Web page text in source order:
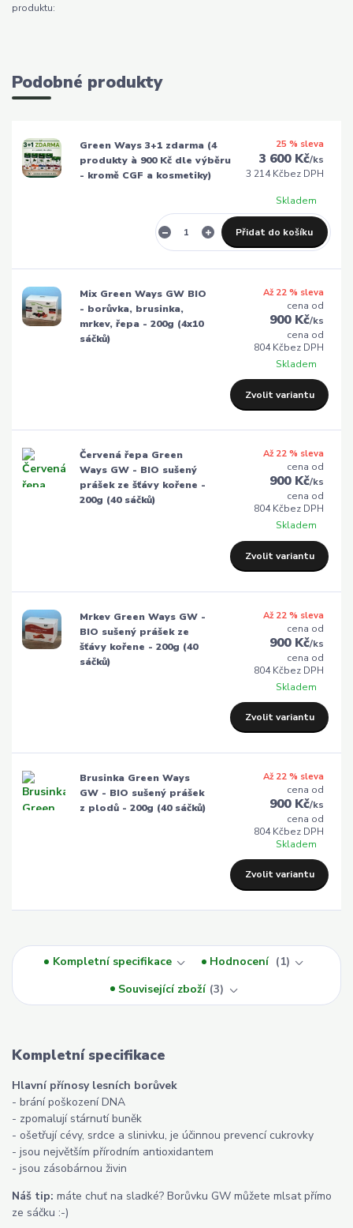
produktu:
Podobné produkty
Green Ways 3+1 zdarma (4
produkty à 900 Kč dle výběru
- kromě CGF a kosmetiky)
25 % sleva
3 600 Kč/ks
3 214 Kčbez DPH
Skladem
Přidat do košíku
Mix Green Ways GW BIO
- borůvka, brusinka,
mrkev, řepa - 200g (4x10
sáčků)
Až 22 % sleva
cena od
900 Kč/ks
cena od
804 Kčbez DPH
Skladem
Zvolit variantu
Červená řepa Green
Ways GW - BIO sušený
prášek ze šťávy kořene -
200g (40 sáčků)
Až 22 % sleva
cena od
900 Kč/ks
cena od
804 Kčbez DPH
Skladem
Zvolit variantu
Mrkev Green Ways GW -
BIO sušený prášek ze
šťávy kořene - 200g (40
sáčků)
Až 22 % sleva
cena od
900 Kč/ks
cena od
804 Kčbez DPH
Skladem
Zvolit variantu
Brusinka Green Ways
GW - BIO sušený prášek
z plodů - 200g (40 sáčků)
Až 22 % sleva
cena od
900 Kč/ks
cena od
804 Kčbez DPH
Skladem
Zvolit variantu
Kompletní specifikace Hodnocení
1
Související zboží 3
Kompletní specifikace
Hlavní přínosy lesních borůvek
- brání poškození DNA
- zpomalují stárnutí buněk
- ošetřují cévy, srdce a slinivku, je účinnou prevencí cukrovky
- jsou největším přírodním antioxidantem
- jsou zásobárnou živin
Náš tip: máte chuť na sladké? Borůvku GW můžete mlsat přímo
ze sáčku :-)